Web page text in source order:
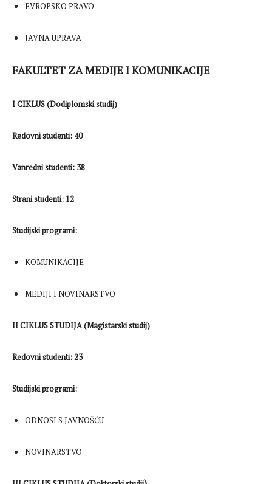
EVROPSKO PRAVO
JAVNA UPRAVA
FAKULTET ZA MEDIJE I KOMUNIKACIJE
I CIKLUS (Dodiplomski studij)
Redovni studenti: 40
Vanredni studenti: 38
Strani studenti: 12
Studijski programi:
KOMUNIKACIJE
MEDIJI I NOVINARSTVO
II CIKLUS STUDIJA (Magistarski studij)
Redovni studenti: 23
Studijski programi:
ODNOSI S JAVNOŠĆU
NOVINARSTVO